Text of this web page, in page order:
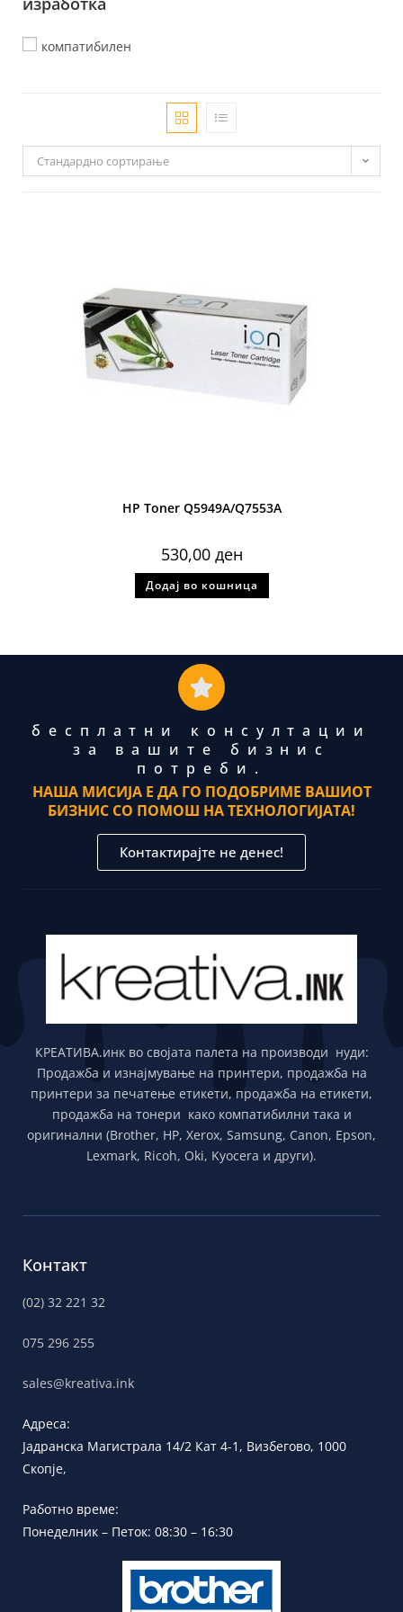
компатибилен
Стандардно сортирање
HP Toner Q5949A/Q7553A
530,00 ден
Додај во кошница
бесплатни консултации
за вашите бизнис
потреби.
НАША МИСИЈА Е ДА ГО ПОДОБРИМЕ ВАШИОТ
БИЗНИС СО ПОМОШ НА ТЕХНОЛОГИЈАТА!
Контактирајте не денес!
КРЕАТИВА.инк во својата палета на производи нуди:
Продажба и изнајмување на принтери, продажба на
принтери за печатење етикети, продажба на етикети,
продажба на тонери како компатибилни така и
оригинални (Brother, HP, Xerox, Samsung, Canon, Epson,
Lexmark, Ricoh, Oki, Kyocera и други).
Контакт
(02) 32 221 32
075 296 255
sales@kreativa.ink
Адреса:
Јадранска Магистрала 14/2 Кат 4-1, Визбегово, 1000
Скопје,
Работно време:
Понеделник – Петок: 08:30 – 16:30